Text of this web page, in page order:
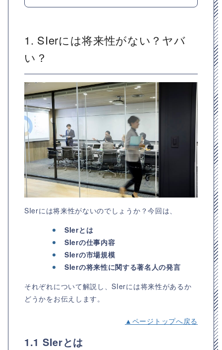
1. SIerには将来性がない？ヤバ
い？
SIerには将来性がないのでしょうか？今回は、
SIerとは
SIerの仕事内容
SIerの市場規模
SIerの将来性に関する著名人の発言
それぞれについて解説し、SIerには将来性があるか
どうかをお伝えします。
▲ページトップへ戻る
1.1 SIerとは